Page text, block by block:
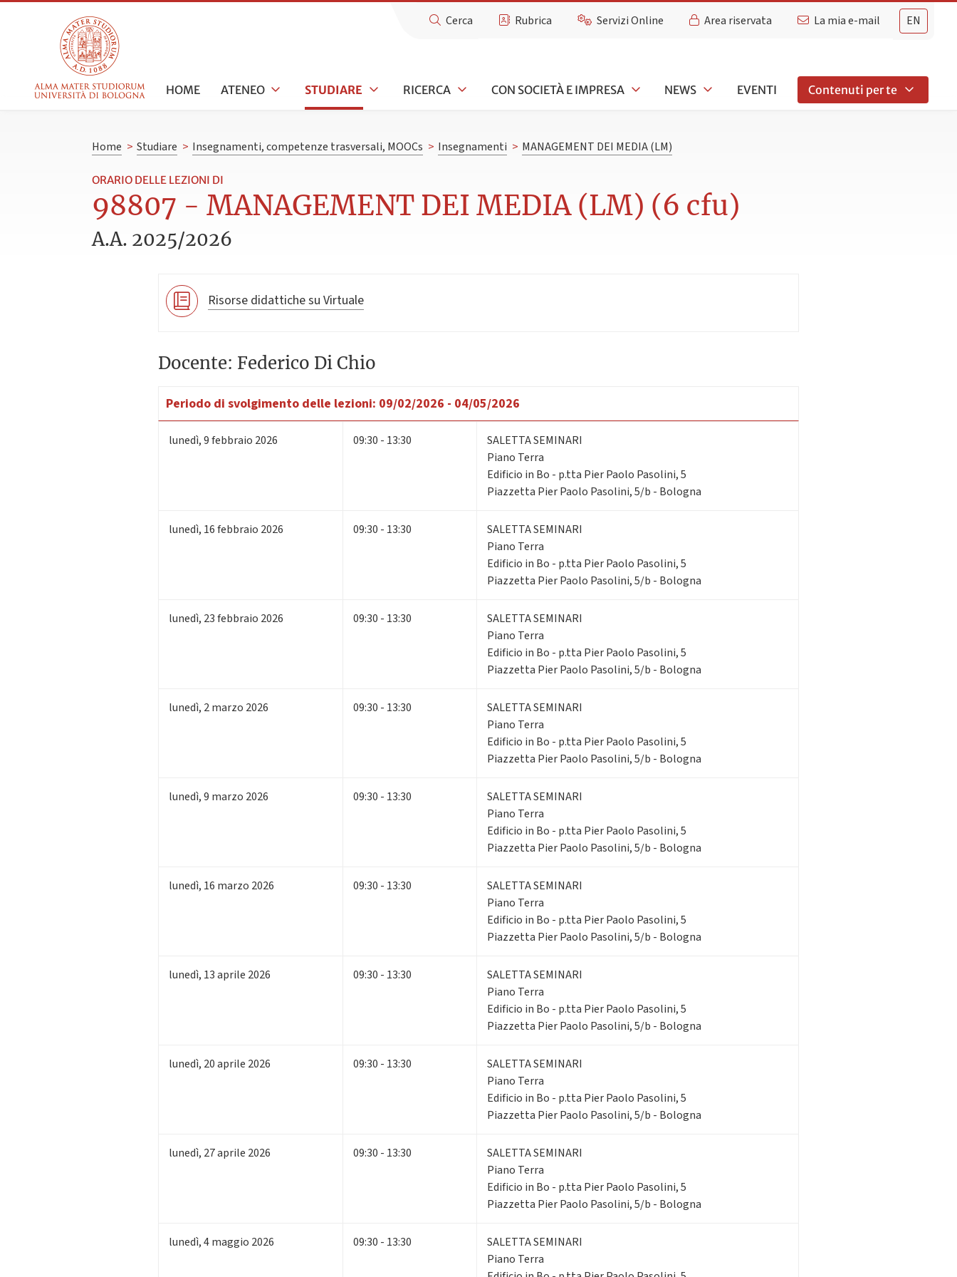
EN
Cerca Rubrica Servizi Online Area riservata La mia e-mail
HOME ATENEO STUDIARE RICERCA CON SOCIETÀ E IMPRESA NEWS EVENTI Contenuti per te
Home > Studiare > Insegnamenti, competenze trasversali, MOOCs > Insegnamenti > MANAGEMENT DEI MEDIA (LM)
ORARIO DELLE LEZIONI DI
98807 - MANAGEMENT DEI MEDIA (LM) (6 cfu)
A.A. 2025/2026
Risorse didattiche su Virtuale
Docente: Federico Di Chio
Periodo di svolgimento delle lezioni: 09/02/2026 - 04/05/2026
lunedì,9febbraio 2026 09:30 - 13:30
SALETTA SEMINARI
Piano Terra
Edificio in Bo - p.tta Pier Paolo Pasolini, 5
Piazzetta Pier Paolo Pasolini, 5/b - Bologna
lunedì, 16febbraio 2026 09:30 - 13:30
SALETTA SEMINARI
Piano Terra
Edificio in Bo - p.tta Pier Paolo Pasolini, 5
Piazzetta Pier Paolo Pasolini, 5/b - Bologna
lunedì, 23febbraio 2026 09:30 - 13:30
SALETTA SEMINARI
Piano Terra
Edificio in Bo - p.tta Pier Paolo Pasolini, 5
Piazzetta Pier Paolo Pasolini, 5/b - Bologna
lunedì, 2marzo 2026 09:30 - 13:30
SALETTA SEMINARI
Piano Terra
Edificio in Bo - p.tta Pier Paolo Pasolini, 5
Piazzetta Pier Paolo Pasolini, 5/b - Bologna
lunedì,9 marzo 2026 09:30 - 13:30
SALETTA SEMINARI
Piano Terra
Edificio in Bo - p.tta Pier Paolo Pasolini, 5
Piazzetta Pier Paolo Pasolini, 5/b - Bologna
lunedì, 16 marzo 2026 09:30 - 13:30
SALETTA SEMINARI
Piano Terra
Edificio in Bo - p.tta Pier Paolo Pasolini, 5
Piazzetta Pier Paolo Pasolini, 5/b - Bologna
lunedì, 13aprile 2026 09:30 - 13:30
SALETTA SEMINARI
Piano Terra
Edificio in Bo - p.tta Pier Paolo Pasolini, 5
Piazzetta Pier Paolo Pasolini, 5/b - Bologna
lunedì, 20aprile 2026 09:30 - 13:30
SALETTA SEMINARI
Piano Terra
Edificio in Bo - p.tta Pier Paolo Pasolini, 5
Piazzetta Pier Paolo Pasolini, 5/b - Bologna
lunedì, 27aprile 2026 09:30 - 13:30
SALETTA SEMINARI
Piano Terra
Edificio in Bo - p.tta Pier Paolo Pasolini, 5
Piazzetta Pier Paolo Pasolini, 5/b - Bologna
lunedì,4maggio 2026 09:30 - 13:30
SALETTA SEMINARI
Piano Terra